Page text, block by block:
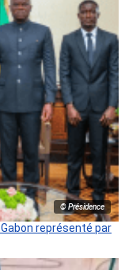
© Présidence
représenté par